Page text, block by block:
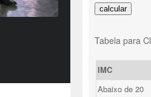
Tabela para
IMC
Abaixo de 20